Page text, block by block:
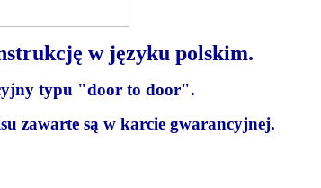
w języku polskim.
typu "door to door".
zawarte są w karcie gwarancyjnej.